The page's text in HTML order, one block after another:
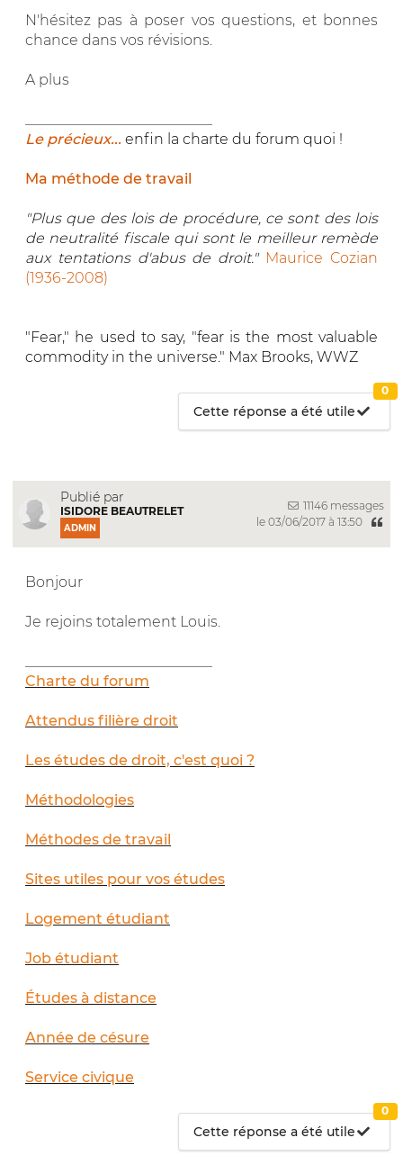
N'hésitez pas à poser vos questions, et bonnes
chance dans vos révisions.
A plus
Le précieux... enfin la charte du forum quoi !
Ma méthode de travail
"Plus que des lois de procédure, ce sont des lois
de neutralité fiscale qui sont le meilleur remède
aux tentations d'abus de droit." Maurice Cozian
(1936-2008)
"Fear," he used to say, "fear is the most valuable
commodity in the universe." Max Brooks, WWZ
Cette réponse a été utile
0
Publié par
ISIDORE BEAUTRELET
ADMIN
11146 messages
le 03/06/2017 à 13:50
Bonjour
Je rejoins totalement Louis.
Charte du forum
Attendus filière droit
Les études de droit, c'est quoi ?
Méthodologies
Méthodes de travail
Sites utiles pour vos études
Logement étudiant
Job étudiant
Études à distance
Année de césure
Service civique
Cette réponse a été utile
0